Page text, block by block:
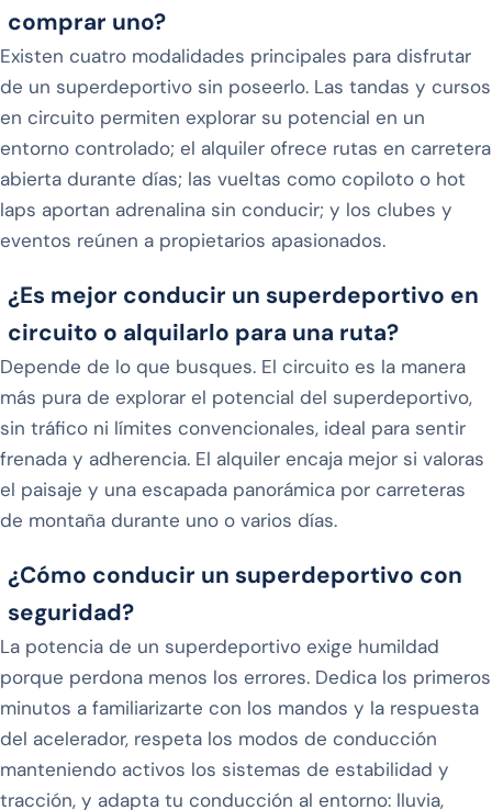
comprar uno?
Existen cuatro modalidades principales para disfrutar
de un superdeportivo sin poseerlo. Las tandas y cursos
en circuito permiten explorar su potencial en un
entorno controlado; el alquiler ofrece rutas en carretera
abierta durante días; las vueltas como copiloto o hot
laps aportan adrenalina sin conducir; y los clubes y
eventos reúnen a propietarios apasionados.
¿Es mejor conducir un superdeportivo en
circuito o alquilarlo para una ruta?
Depende de lo que busques. El circuito es la manera
más pura de explorar el potencial del superdeportivo,
sin tráfico ni límites convencionales, ideal para sentir
frenada y adherencia. El alquiler encaja mejor si valoras
el paisaje y una escapada panorámica por carreteras
de montaña durante uno o varios días.
¿Cómo conducir un superdeportivo con
seguridad?
La potencia de un superdeportivo exige humildad
porque perdona menos los errores. Dedica los primeros
minutos a familiarizarte con los mandos y la respuesta
del acelerador, respeta los modos de conducción
manteniendo activos los sistemas de estabilidad y
tracción, y adapta tu conducción al entorno: lluvia,